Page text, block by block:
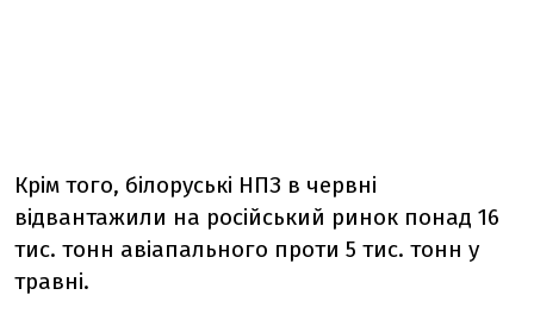
Крім того, білоруські НПЗ в червні
‌відвантажили на російський ринок понад 16
тис. тонн авіапального проти 5 тис. тонн у
травні.